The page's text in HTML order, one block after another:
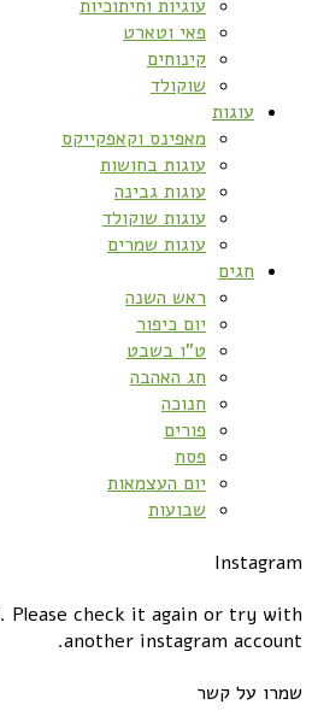
עוגיות וחיתוכיות
פאי וטארט
קינוחים
שוקולד
עוגות
מאפינס וקאפקייקס
עוגות בחושות
עוגות גבינה
עוגות שוקולד
עוגות שמרים
חגים
ראש השנה
יום כיפור
ט”ו בשבט
חג האהבה
חנוכה
פורים
פסח
יום העצמאות
שבועות
Instagram
Please check it again or try with
another instagram account.
שמרו על קשר